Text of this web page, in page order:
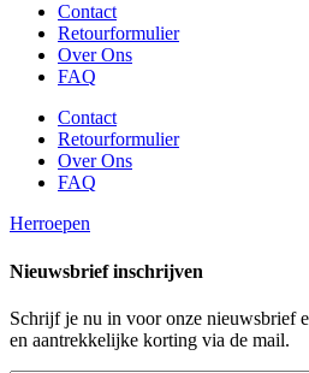
Contact
Retourformulier
Over Ons
FAQ
Contact
Retourformulier
Over Ons
FAQ
Herroepen
Nieuwsbrief inschrijven
Schrijf je nu in voor onze nieuwsbrief
en aantrekkelijke korting via de mail.